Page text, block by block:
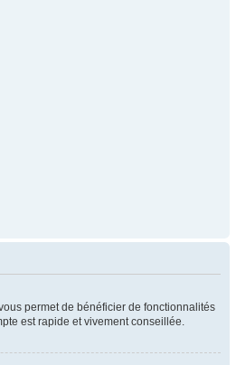
permet de bénéficier de fonctionnalités
est rapide et vivement conseillée.